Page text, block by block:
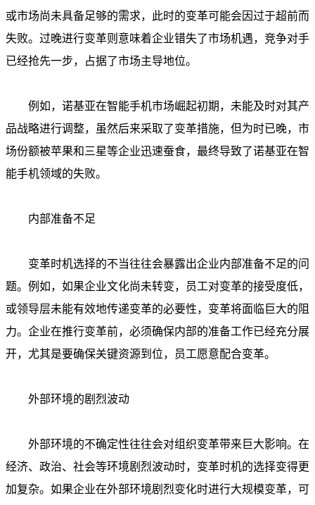
或市场尚未具备足够的需求，此时的变革可能会因过于超前而
失败。过晚进行变革则意味着企业错失了市场机遇，竞争对手
已经抢先一步，占据了市场主导地位。
例如，诺基亚在智能手机市场崛起初期，未能及时对其产
品战略进行调整，虽然后来采取了变革措施，但为时已晚，市
场份额被苹果和三星等企业迅速蚕食，最终导致了诺基亚在智
能手机领域的失败。
内部准备不足
变革时机选择的不当往往会暴露出企业内部准备不足的问
题。例如，如果企业文化尚未转变，员工对变革的接受度低，
或领导层未能有效地传递变革的必要性，变革将面临巨大的阻
力。企业在推行变革前，必须确保内部的准备工作已经充分展
开，尤其是要确保关键资源到位，员工愿意配合变革。
外部环境的剧烈波动
外部环境的不确定性往往会对组织变革带来巨大影响。在
经济、政治、社会等环境剧烈波动时，变革时机的选择变得更
加复杂。如果企业在外部环境剧烈变化时进行大规模变革，可